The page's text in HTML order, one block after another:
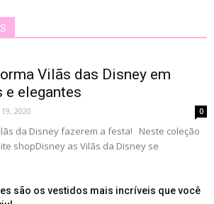
Vilãs das Disney em
e elegantes
2020 0
da Disney fazerem a festa! Neste coleção
shopDisney as Vilãs da Disney se
são os vestidos mais incríveis que você